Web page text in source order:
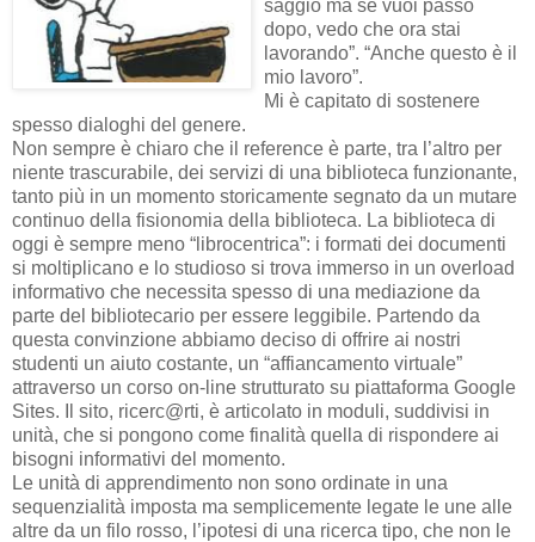
saggio ma se vuoi passo
dopo, vedo che ora stai
lavorando”. “Anche questo è il
mio lavoro”.
Mi è capitato di sostenere
spesso dialoghi del genere.
Non sempre è chiaro che il reference è parte, tra l’altro per
niente trascurabile, dei servizi di una biblioteca funzionante,
tanto più in un momento storicamente segnato da un mutare
continuo della fisionomia della biblioteca. La biblioteca di
oggi è sempre meno “librocentrica”: i formati dei documenti
si moltiplicano e lo studioso si trova immerso in un overload
informativo che necessita spesso di una mediazione da
parte del bibliotecario per essere leggibile. Partendo da
questa convinzione abbiamo deciso di offrire ai nostri
studenti un aiuto costante, un “affiancamento virtuale”
attraverso un corso on-line strutturato su piattaforma Google
Sites. Il sito, ricerc@rti, è articolato in moduli, suddivisi in
unità, che si pongono come finalità quella di rispondere ai
bisogni informativi del momento.
Le unità di apprendimento non sono ordinate in una
sequenzialità imposta ma semplicemente legate le une alle
altre da un filo rosso, l’ipotesi di una ricerca tipo, che non le